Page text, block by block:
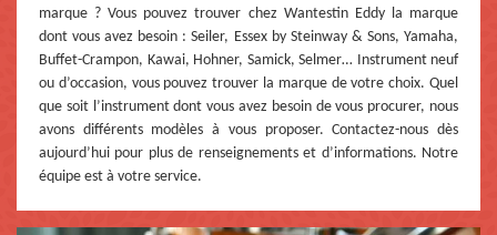
marque ? Vous pouvez trouver chez Wantestin Eddy la marque
dont vous avez besoin : Seiler, Essex by Steinway & Sons, Yamaha,
Buffet-Crampon, Kawai, Hohner, Samick, Selmer… Instrument neuf
ou d’occasion, vous pouvez trouver la marque de votre choix. Quel
que soit l’instrument dont vous avez besoin de vous procurer, nous
avons différents modèles à vous proposer. Contactez-nous dès
aujourd’hui pour plus de renseignements et d’informations. Notre
équipe est à votre service.